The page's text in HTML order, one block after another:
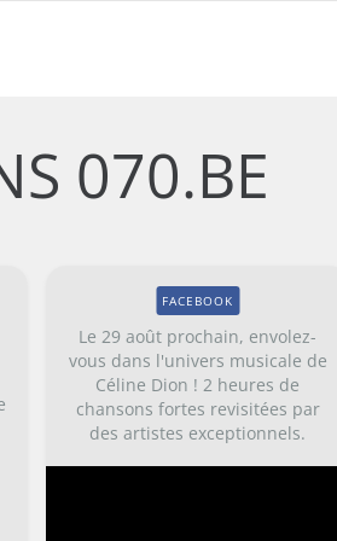
070.BE
Le 29 août prochain, envolez-
vous dans l'univers musicale de
Céline Dion ! 2 heures de
chansons fortes revisitées par
des artistes exceptionnels.
FACEBOOK